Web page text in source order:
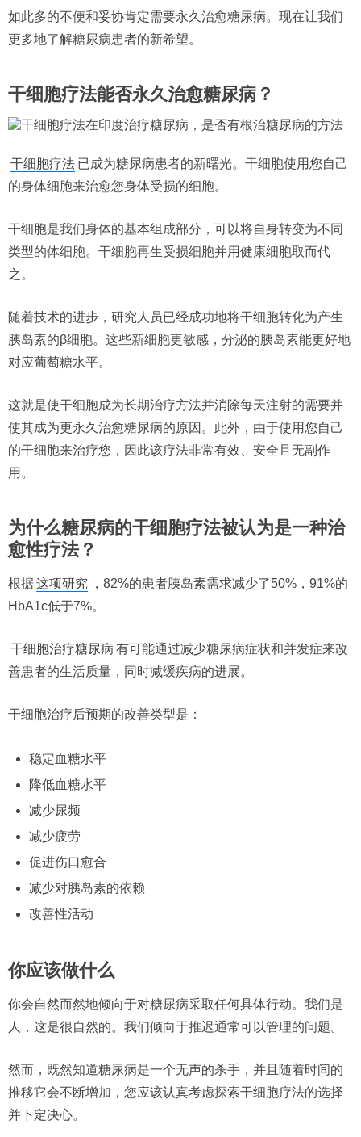
如此多的不便和妥协肯定需要永久治愈糖尿病。现在让我们
更多地了解糖尿病患者的新希望。
干细胞疗法能否永久治愈糖尿病 ？
干细胞疗法 已成为糖尿病患者的新曙光。干细胞使用您自己
的身体细胞来治愈您身体受损的细胞。
干细胞是我们身体的基本组成部分，可以将自身转变为不同
类型的体细胞。干细胞再生受损细胞并用健康细胞取而代
之。
随着技术的进步，研究人员已经成功地将干细胞转化为产生
胰岛素的β细胞。这些新细胞更敏感，分泌的胰岛素能更好地
对应葡萄糖水平。
这就是使干细胞成为长期治疗方法并消除每天注射的需要并
使其成为更永久治愈糖尿病的原因。此外，由于使用您自己
的干细胞来治疗您，因此该疗法非常有效、安全且无副作
用。
为什么糖尿病的干细胞疗法被认为是一种治
愈性疗法？
根据这项研究
，82%的患者胰岛素需求减少了50%，91%的
HbA1c低于7%。
干细胞治疗糖尿病 有可能通过减少糖尿病症状和并发症来改
善患者的生活质量，同时减缓疾病的进展。
干细胞治疗后预期的改善类型是：
稳定血糖水平
降低血糖水平
减少尿频
减少疲劳
促进伤口愈合
减少对胰岛素的依赖
改善性活动
你应该做什么
你会自然而然地倾向于对糖尿病采取任何具体行动。我们是
人，这是很自然的。我们倾向于推迟通常可以管理的问题。
然而，既然知道糖尿病是一个无声的杀手，并且随着时间的
推移它会不断增加，您应该认真考虑探索干细胞疗法的选择
并下定决心。